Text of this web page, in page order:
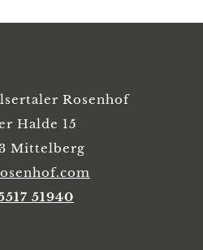
Rosenhof
Halde 15
Mittelberg
51940